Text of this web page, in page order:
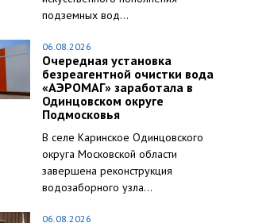
подземных вод...
06.08.2026
Очередная установка
безреагентной очистки вода
«АЭРОМАГ» заработала в
Одинцовском округе
Подмосковья
В селе Каринское Одинцовского
округа Московской области
завершена реконструкция
водозаборного узла...
06.08.2026